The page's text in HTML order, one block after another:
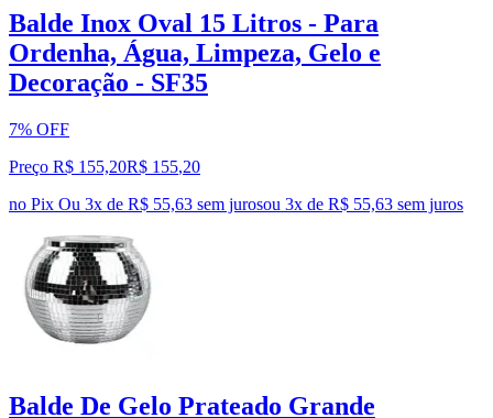
Balde Inox Oval 15 Litros - Para
Ordenha, Água, Limpeza, Gelo e
Decoração - SF35
7% OFF
Preço R$ 155,20R$ 155,20
no Pix Ou 3x de R$ 55,63 sem jurosou 3x de R$ 55,63 sem juros
Balde De Gelo Prateado Grande